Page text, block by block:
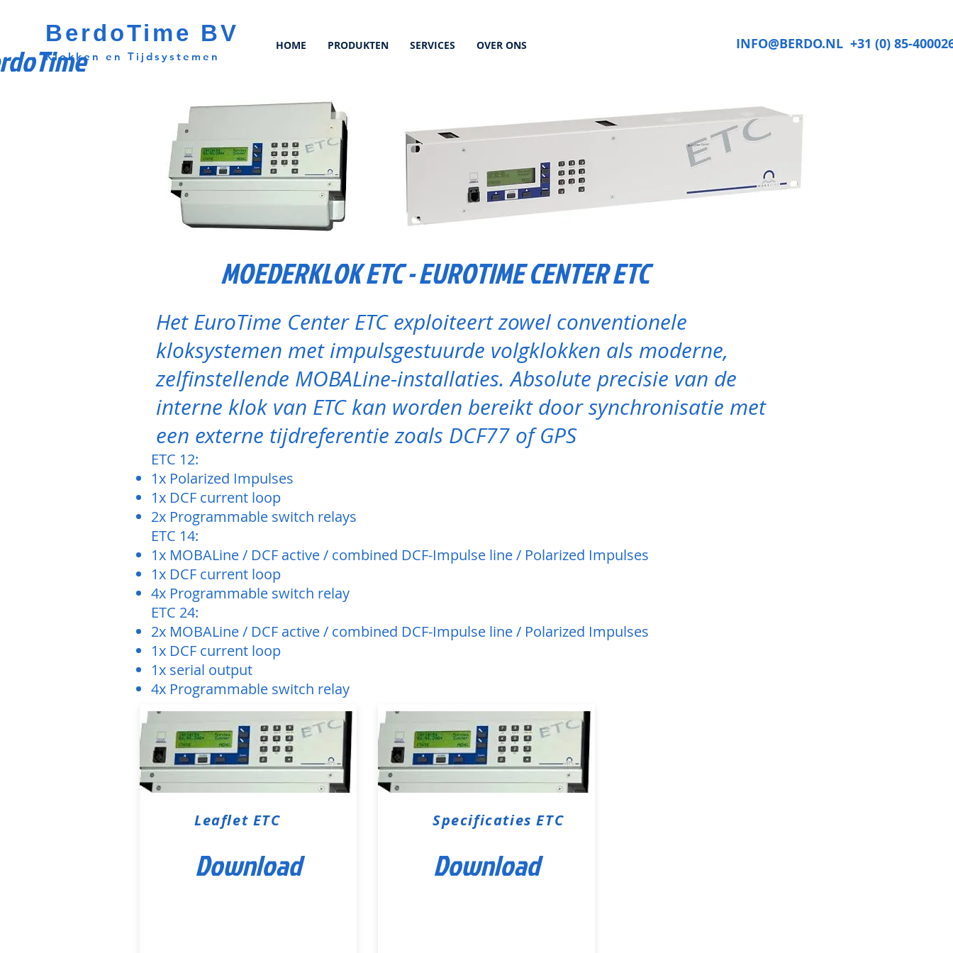
BerdoTime BV
Klokken en Tijdsystemen
HOME PRODUKTEN SERVICES OVER ONS INFO@BERDO.NL +31 (0) 85-
MOEDERKLOK ETC - EUROTIME CENTER ETC
Het EuroTime Center ETC exploiteert zowel conventionele
kloksystemen met impulsgestuurde volgklokken als moderne,
zelfinstellende MOBALine-installaties. Absolute precisie van de
interne klok van ETC kan worden bereikt door synchronisatie met
een externe tijdreferentie zoals DCF77 of GPS
ETC 12:
1x Polarized Impulses
1x DCF current loop
2x Programmable switch relays
ETC 14:
1x MOBALine / DCF active / combined DCF-Impulse line / Polarized Impulses
1x DCF current loop
4x Programmable switch relay
ETC 24:
2x MOBALine / DCF active / combined DCF-Impulse line / Polarized Impulses
1x DCF current loop
1x serial output
4x Programmable switch relay
Leaflet ETC
Download
Specificaties ETC
Download